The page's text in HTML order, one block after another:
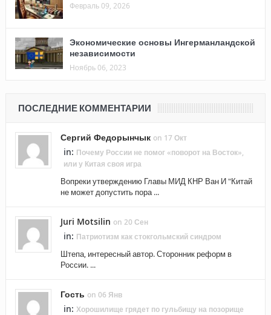
Февраль 09, 2026
Экономические основы Ингерманландской
независимости
Ноябрь 06, 2023
ПОСЛЕДНИЕ КОММЕНТАРИИ
Сергий Федорынчык on 17 Окт
in: Почему России не помог «поворот на Восток»,
или у Китая своя игра
Вопреки утверждению Главы МИД КНР Ван И "Китай
не может допустить пора ...
Juri Motsilin on 20 Сен
in: Патриотизм как стокгольмский синдром
Штепа, интересный автор. Сторонник реформ в
России. ...
Гость on 06 Янв
in: Хорошилище грядет по гульбищу на позорище